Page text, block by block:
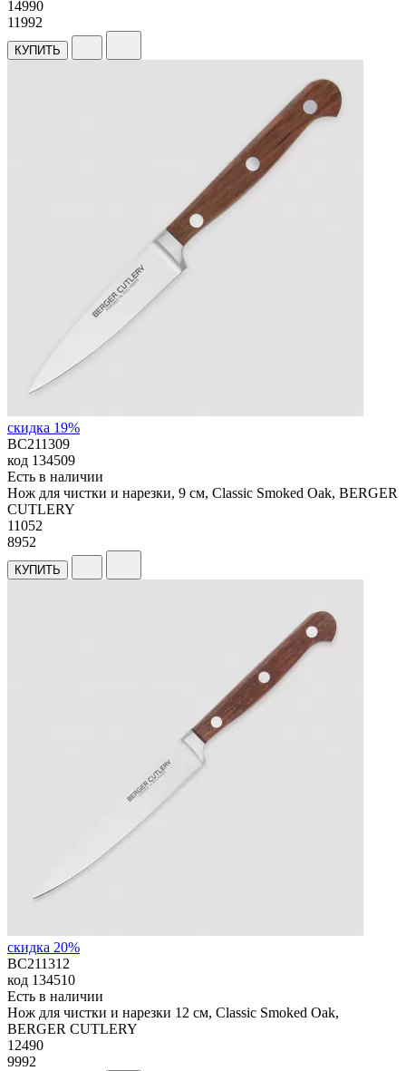
14990
11992
КУПИТЬ
скидка 19%
BC211309
код 134509
Есть в наличии
Нож для чистки и нарезки, 9 см, Classic Smoked Oak, BERGER
CUTLERY
11052
8952
КУПИТЬ
скидка 20%
BC211312
код 134510
Есть в наличии
Нож для чистки и нарезки 12 см, Classic Smoked Oak,
BERGER CUTLERY
12490
9992